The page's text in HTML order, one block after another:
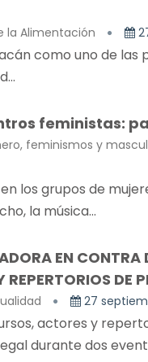
la Alimentación
como uno de
feministas:
feminismos y
los grupos de
la música...
EN CONTRA
DE
27
actores y
durante dos